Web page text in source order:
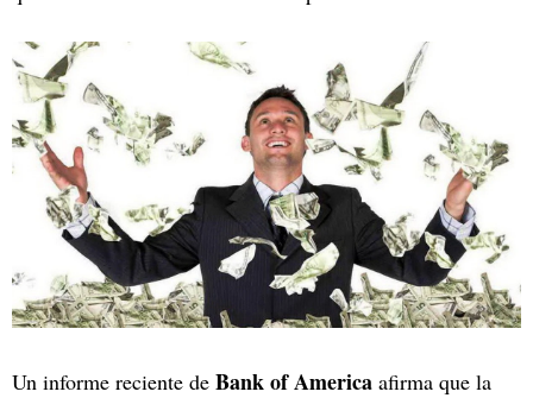
Un informe reciente de Bank of America afirma que la